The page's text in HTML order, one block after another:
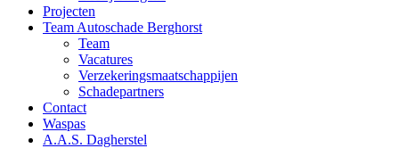
Projecten
Team Autoschade Berghorst
Team
Vacatures
Verzekeringsmaatschappijen
Schadepartners
Contact
Waspas
A.A.S. Dagherstel